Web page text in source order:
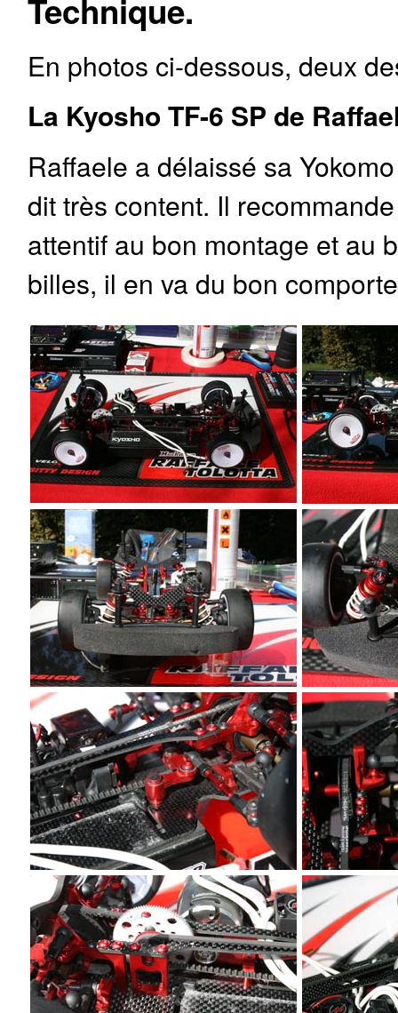
Technique.
En photos ci-dessous, deux
La Kyosho TF-6 SP de
Raffaele a délaissé sa
dit très content. Il
attentif au bon montage et au
billes, il en va du bon